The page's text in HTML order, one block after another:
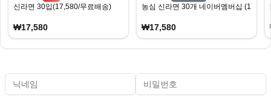
신라면 30입(17,580/무료배송)
₩17,580
농심 신라면 30개 네이버멤버십
₩17,580